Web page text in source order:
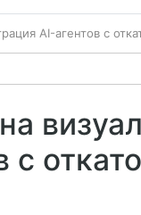
AI-агентов с
с